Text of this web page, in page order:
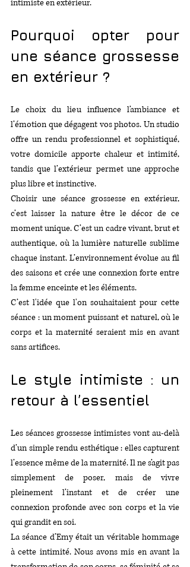
intimiste en extérieur.
Pourquoi opter pour
une séance grossesse
en extérieur ?
Le choix du lieu influence l’ambiance et
l’émotion que dégagent vos photos. Un studio
offre un rendu professionnel et sophistiqué,
votre domicile apporte chaleur et intimité,
tandis que l’extérieur permet une approche
plus libre et instinctive.
Choisir une séance grossesse en extérieur,
c’est laisser la nature être le décor de ce
moment unique. C’est un cadre vivant, brut et
authentique, où la lumière naturelle sublime
chaque instant. L’environnement évolue au fil
des saisons et crée une connexion forte entre
la femme enceinte et les éléments.
C’est l'idée que l'on souhaitaient pour cette
séance : un moment puissant et naturel, où le
corps et la maternité seraient mis en avant
sans artifices.
Le style intimiste : un
retour à l’essentiel
Les séances grossesse intimistes vont au-delà
d’un simple rendu esthétique : elles capturent
l’essence même de la maternité. Il ne s’agit pas
simplement de poser, mais de vivre
pleinement l’instant et de créer une
connexion profonde avec son corps et la vie
qui grandit en soi.
La séance d’Emy était un véritable hommage
à cette intimité. Nous avons mis en avant la